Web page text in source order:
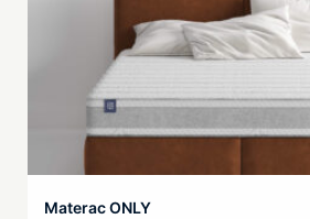
Materac ONLY